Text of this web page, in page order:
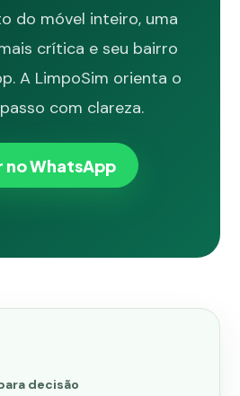
do móvel inteiro, uma
crítica e seu bairro
A LimpoSim orienta o
com clareza.
no WhatsApp
decisão